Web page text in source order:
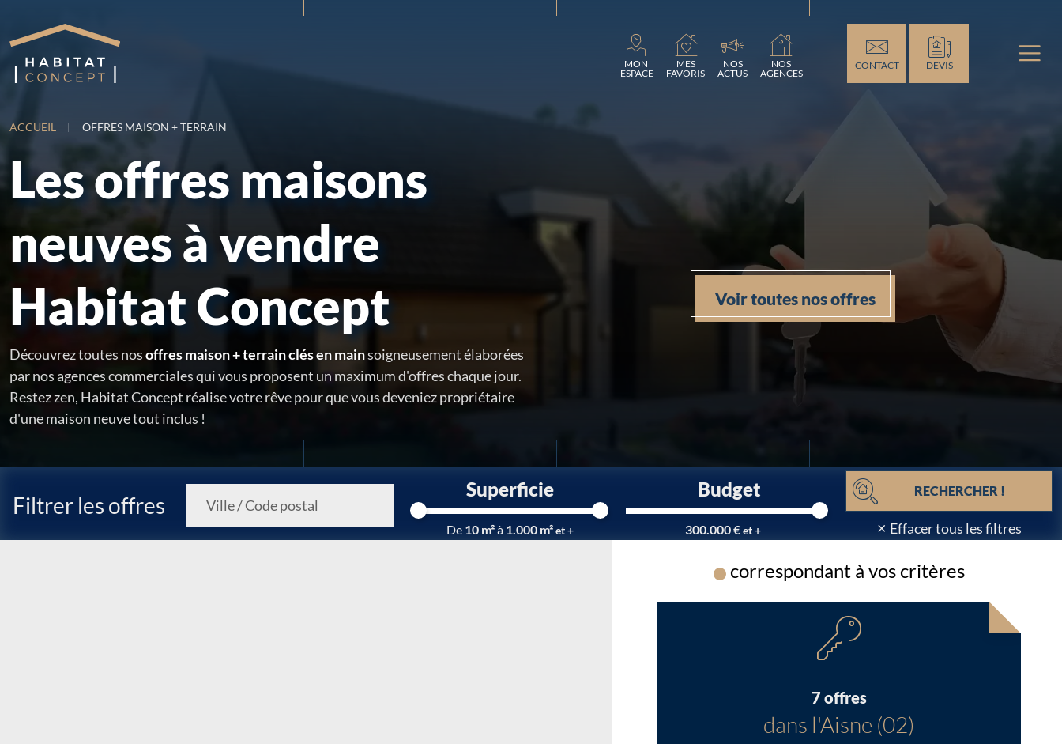
MON
ESPACE
Chargement...
MES
FAVORIS
NOS
ACTUS
NOS
AGENCES
CONTACT DEVIS
ACCUEIL OFFRES MAISON + TERRAIN
Les offres maisons
neuves à vendre
Habitat Concept
Découvrez toutes nosoffres maison + terrain clés en mainsoigneusement élaborées
par nos agences commerciales qui vous proposent un maximum d'offres chaque jour.
Restez zen, Habitat Concept réalise votre rêve pour que vous deveniez propriétaire
d'une maison neuve tout inclus !
Voir toutes nos offres
Filtrer les offres
Superficie
De 10 m²à 1.000 m²et +
Budget
300.000 €et +
RECHERCHER !
× Effacer tous les filtres
Chargement...
correspondant à vos critères
7 offres
dans l'Aisne (02)